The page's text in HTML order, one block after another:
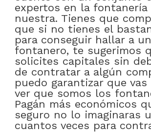
expertos en la fontanería
nuestra. Tienes que
que si no tienes el
para conseguir hallar a un
fontanero, te sugerimos
solicites capitales sin
de contratar a algún
puedo garantizar que vas
ver que somos los
Pagán más económicos
seguro no lo imaginaras
cuantos veces para